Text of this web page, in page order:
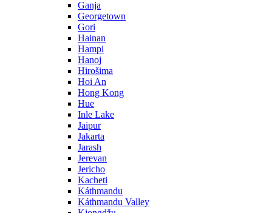
Ganja
Georgetown
Gori
Hainan
Hampi
Hanoj
Hirošima
Hoi An
Hong Kong
Hue
Inle Lake
Jaipur
Jakarta
Jarash
Jerevan
Jericho
Kacheti
Káthmandu
Káthmandu Valley